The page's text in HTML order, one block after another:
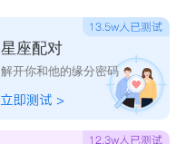
星座配对
解开你和他的缘分密码